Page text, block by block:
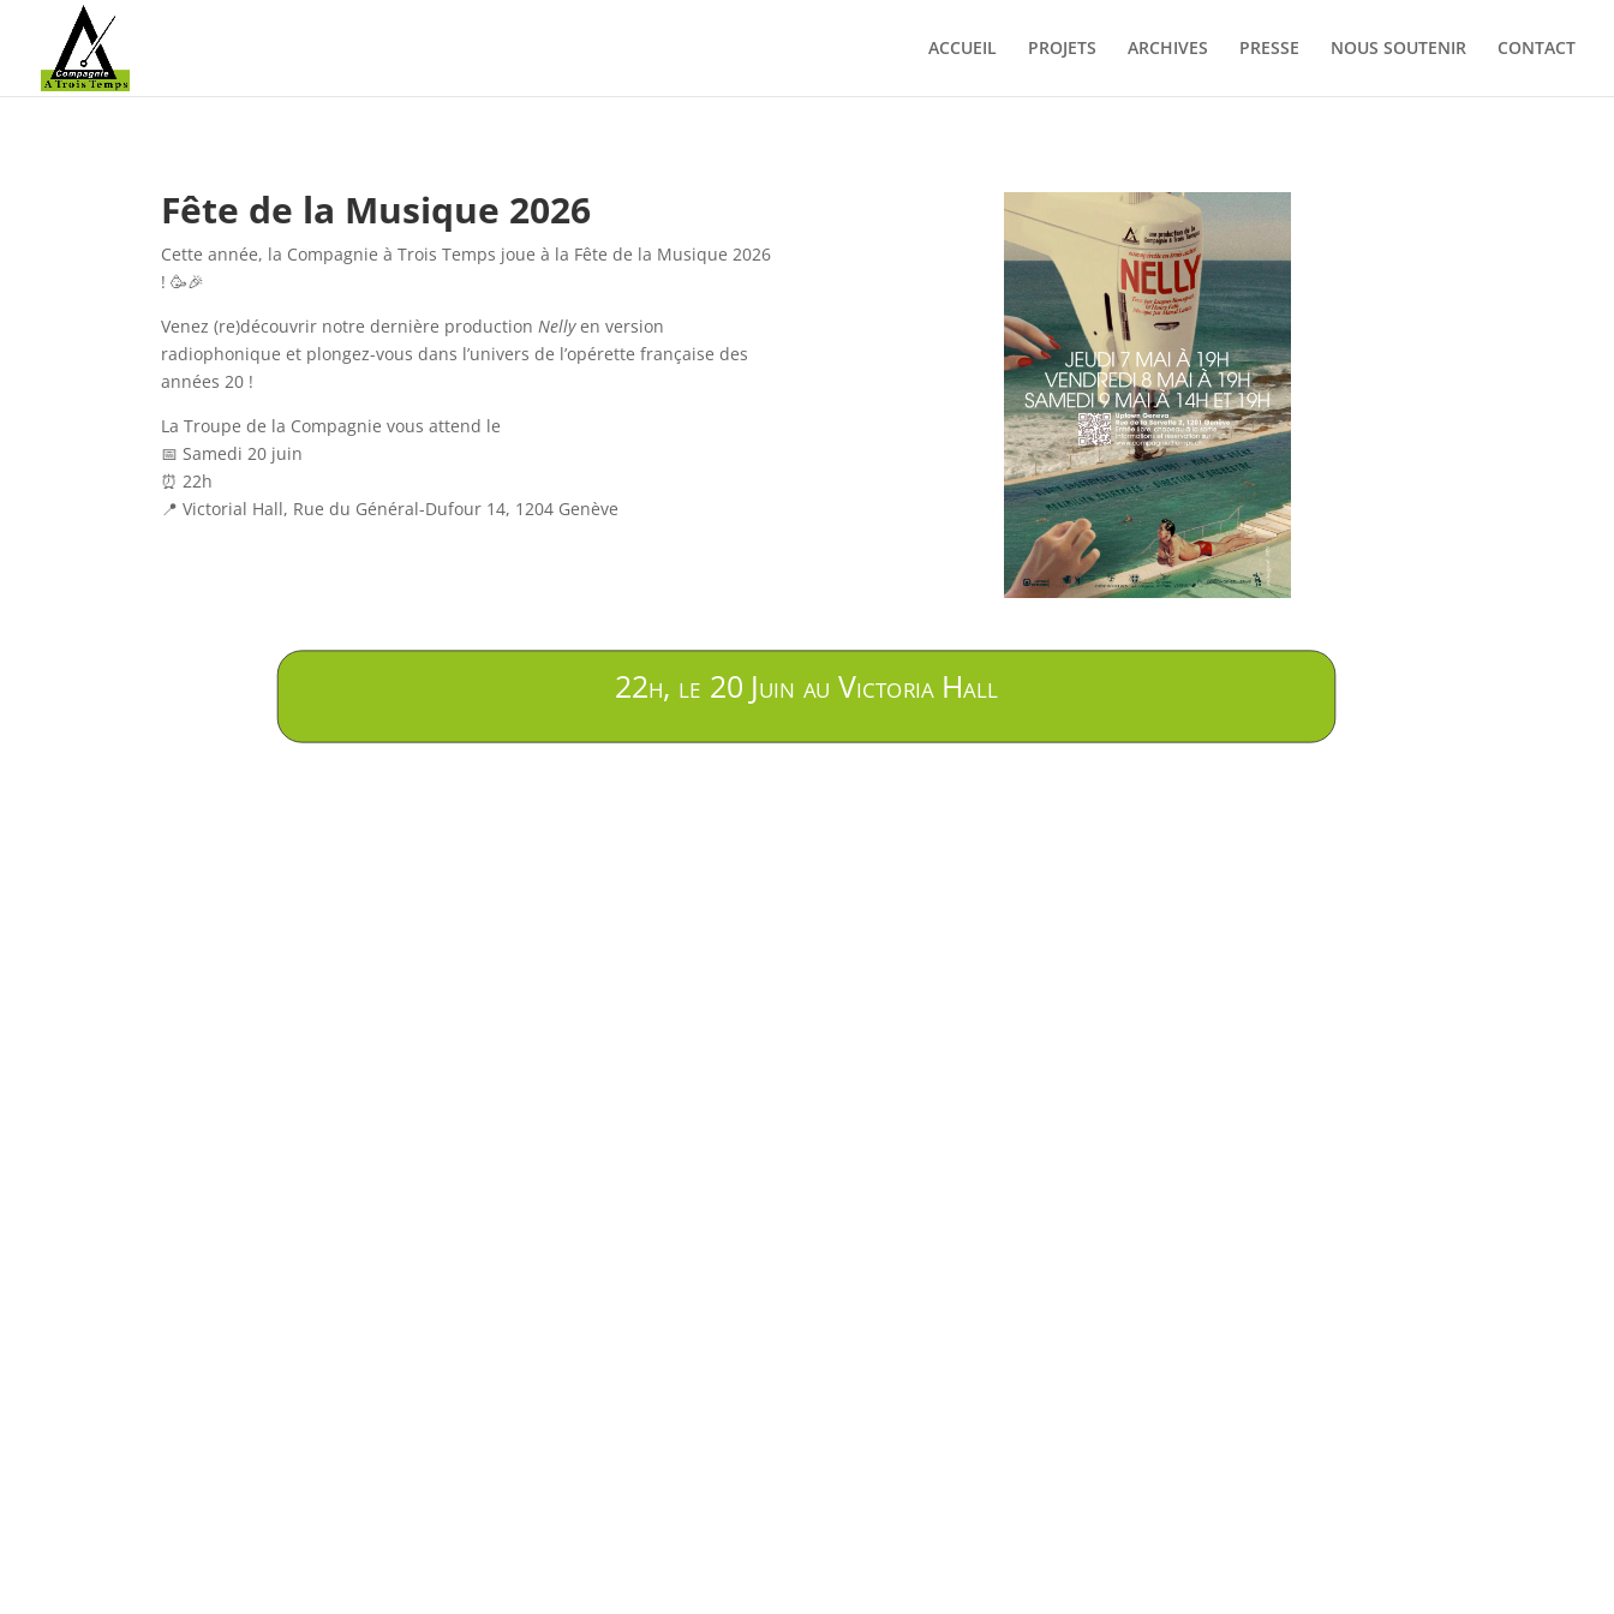
ACCUEIL PROJETS ARCHIVES PRESSE NOUS SOUTENIR CONTACT
Fête de la Musique 2026
Cette année, la Compagnie à Trois Temps joue à la Fête de la Musique 2026
! 🥳🎉
Venez (re)découvrir notre dernière production Nellyen version
radiophonique et plongez-vous dans l’univers de l’opérette française des
années 20 !
La Troupe de la Compagnie vous attend le
📅 Samedi 20 juin
⏰ 22h
📍 Victorial Hall, Rue du Général-Dufour 14, 1204 Genève
22h, le 20 Juin au Victoria Hall